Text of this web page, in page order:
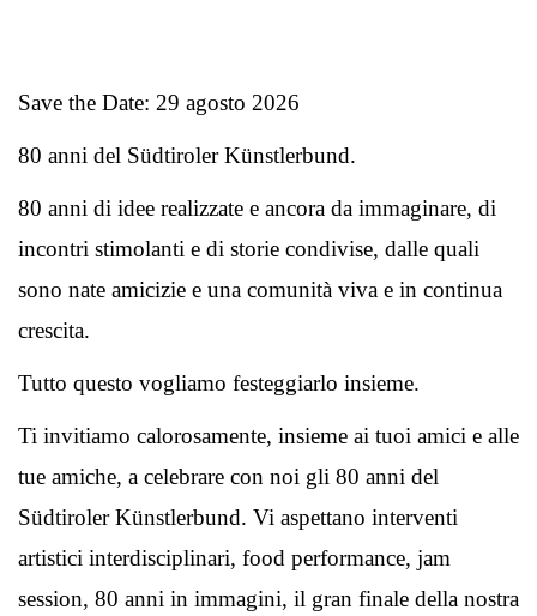
Save the Date: 29 agosto 2026
80 anni del Südtiroler Künstlerbund.
80 anni di idee realizzate e ancora da immaginare, di
incontri stimolanti e di storie condivise, dalle quali
sono nate amicizie e una comunità viva e in continua
crescita.
Tutto questo vogliamo festeggiarlo insieme.
Ti invitiamo calorosamente, insieme ai tuoi amici e alle
tue amiche, a celebrare con noi gli 80 anni del
Südtiroler Künstlerbund. Vi aspettano interventi
artistici interdisciplinari, food performance, jam
session, 80 anni in immagini, il gran finale della nostra